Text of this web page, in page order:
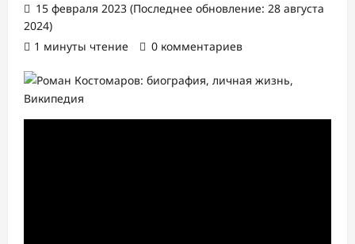
15 февраля 2023 (Последнее обновление: 28 августа
2024)
1 минуты чтение
0 комментариев